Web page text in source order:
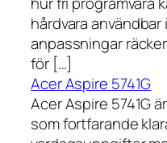
hårdvara
anpassningar
för […]
Acer Aspire 5741G
Acer Aspire 5741G
som fortfarande